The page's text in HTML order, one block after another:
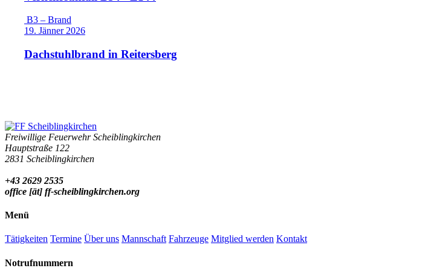
B3 – Brand
19. Jänner 2026
Dachstuhlbrand in Reitersberg
Freiwillige Feuerwehr Scheiblingkirchen
Hauptstraße 122
2831 Scheiblingkirchen
+43 2629 2535
office [ät] ff-scheiblingkirchen.org
Menü
Tätigkeiten Termine Über uns Mannschaft Fahrzeuge Mitglied werden Kontakt
Notrufnummern